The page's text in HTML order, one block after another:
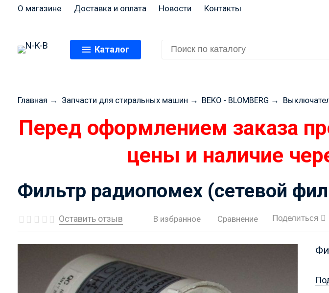
О магазине Доставка и оплата Новости Контакты
Каталог
Главная → Запчасти для стиральных машин → BEKO - BLOMBERG →
Перед оформлением заказа
цены и наличие
Фильтр радиопомех (сетевой
Оставить отзыв В избранное Сравнение Поделиться